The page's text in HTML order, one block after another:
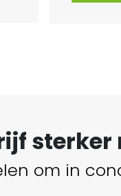
sterker
om in